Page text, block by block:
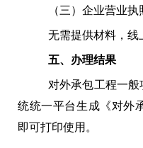
（三）企业营业
无需提供材料，线
五、办理结果
对外承包工程一
统统一平台生成《对外
即可打印使用。